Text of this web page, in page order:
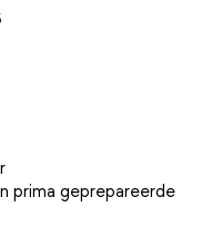
prima geprepareerde